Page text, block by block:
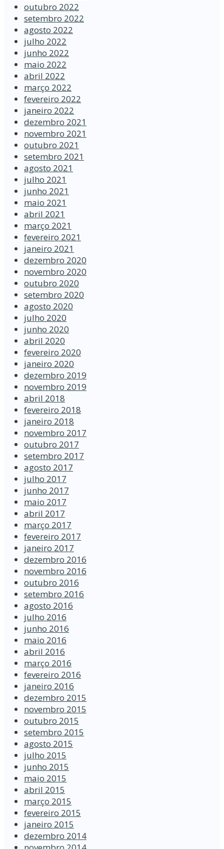
outubro 2022
setembro 2022
agosto 2022
julho 2022
junho 2022
maio 2022
abril 2022
março 2022
fevereiro 2022
janeiro 2022
dezembro 2021
novembro 2021
outubro 2021
setembro 2021
agosto 2021
julho 2021
junho 2021
maio 2021
abril 2021
março 2021
fevereiro 2021
janeiro 2021
dezembro 2020
novembro 2020
outubro 2020
setembro 2020
agosto 2020
julho 2020
junho 2020
abril 2020
fevereiro 2020
janeiro 2020
dezembro 2019
novembro 2019
abril 2018
fevereiro 2018
janeiro 2018
novembro 2017
outubro 2017
setembro 2017
agosto 2017
julho 2017
junho 2017
maio 2017
abril 2017
março 2017
fevereiro 2017
janeiro 2017
dezembro 2016
novembro 2016
outubro 2016
setembro 2016
agosto 2016
julho 2016
junho 2016
maio 2016
abril 2016
março 2016
fevereiro 2016
janeiro 2016
dezembro 2015
novembro 2015
outubro 2015
setembro 2015
agosto 2015
julho 2015
junho 2015
maio 2015
abril 2015
março 2015
fevereiro 2015
janeiro 2015
dezembro 2014